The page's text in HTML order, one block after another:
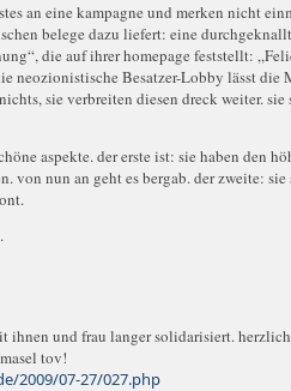
an eine kampagne und merken nicht
belege dazu liefert: eine
die auf ihrer homepage feststellt:
neozionistische Besatzer-Lobby lässt die
sie verbreiten diesen dreck weiter.
aspekte. der erste ist: sie haben den
von nun an geht es bergab. der zweite:
ihnen und frau langer solidarisiert.
tov!
2009/07-27/027.php